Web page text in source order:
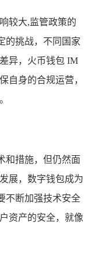
较大,监管政策的
的挑战，不同国家
异，火币钱包 IM
自身的合规运营，
和措施，但仍然面
展，数字钱包成为
不断加强技术安全
资产的安全，就像